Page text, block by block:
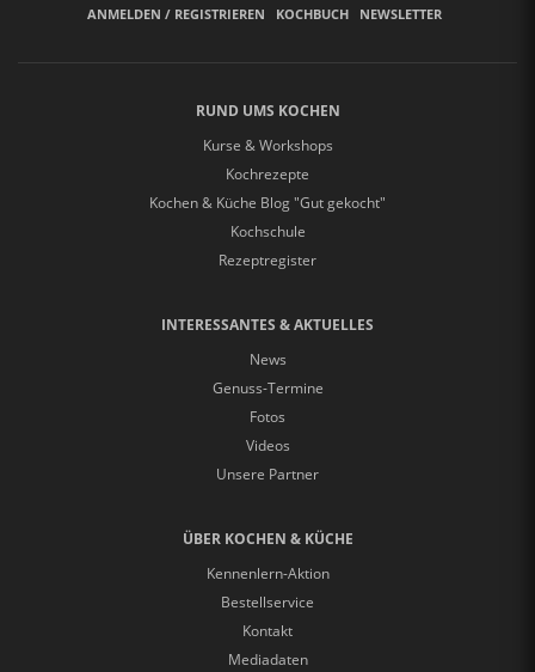
ANMELDEN / REGISTRIEREN KOCHBUCH NEWSLETTER
RUND UMS KOCHEN
Kurse & Workshops
Kochrezepte
Kochen & Küche Blog "Gut gekocht"
Kochschule
Rezeptregister
INTERESSANTES & AKTUELLES
News
Genuss-Termine
Fotos
Videos
Unsere Partner
ÜBER KOCHEN & KÜCHE
Kennenlern-Aktion
Bestellservice
Kontakt
Mediadaten